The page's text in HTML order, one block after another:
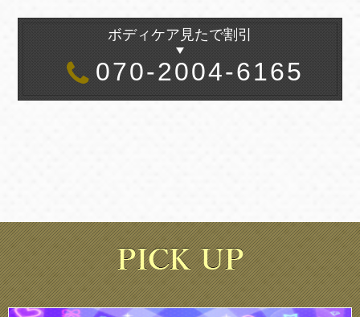
ボディケア見たで割引
070-2004-6165